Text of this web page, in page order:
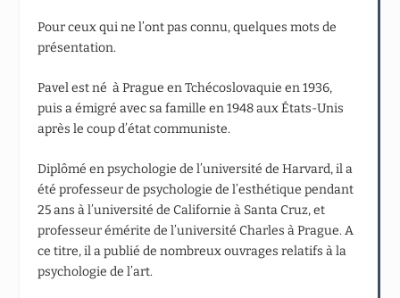
Pour ceux qui ne l’ont pas connu, quelques mots de
présentation.
Pavel est né à Prague en Tchécoslovaquie en 1936,
puis a émigré avec sa famille en 1948 aux États-Unis
après le coup d’état communiste.
Diplômé en psychologie de l’université de Harvard, il a
été professeur de psychologie de l’esthétique pendant
25 ans à l’université de Californie à Santa Cruz, et
professeur émérite de l’université Charles à Prague. A
ce titre, il a publié de nombreux ouvrages relatifs à la
psychologie de l’art.